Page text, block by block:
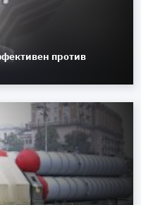
против